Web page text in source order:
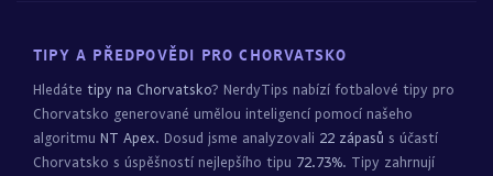
TIPY A PŘEDPOVĚDI PRO CHORVATSKO
Hledáte tipy na Chorvatsko? NerdyTips nabízí fotbalové tipy pro
Chorvatsko generované umělou inteligencí pomocí našeho
algoritmu NT Apex. Dosud jsme analyzovali 22 zápasů s účastí
Chorvatsko s úspěšností nejlepšího tipu 72.73%. Tipy zahrnují